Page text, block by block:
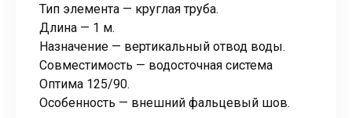
Тип элемента — круглая труба.
Длина — 1 м.
Назначение — вертикальный отвод воды.
Совместимость — водосточная система
Оптима 125/90.
Особенность — внешний фальцевый шов.